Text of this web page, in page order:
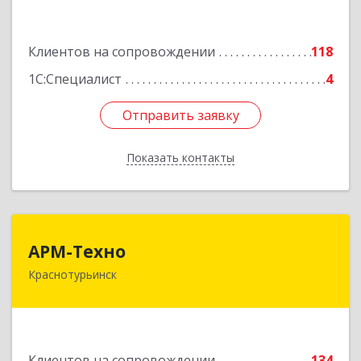
Клиентов на сопровождении
118
1С:Специалист
4
Отправить заявку
Показать контакты
Отправить заявку
Назад
АРМ-Техно
Краснотурьинск
624447, Свердловская обл, Краснотурьинск г,